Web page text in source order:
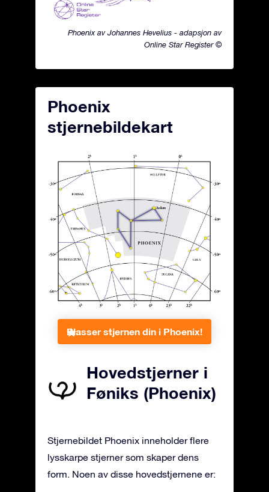
Phoenix av Johannes Hevelius - adapsjon av
Online Star Register ©
Phoenix
stjernebildekart
Plasser stjernen din i Phoenix!
Hovedstjerner i
Føniks (Phoenix)
Stjernebildet Phoenix inneholder flere
lysskarpe stjerner som skaper dens
form. Noen av disse hovedstjernene er: